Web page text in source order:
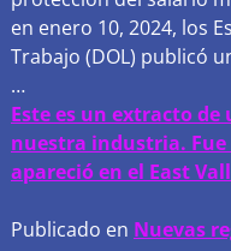
en enero 10, 2024, los
Trabajo (DOL) publicó
…
Este es un extracto
nuestra industria. Fue
apareció en el East
Publicado en Nuevas